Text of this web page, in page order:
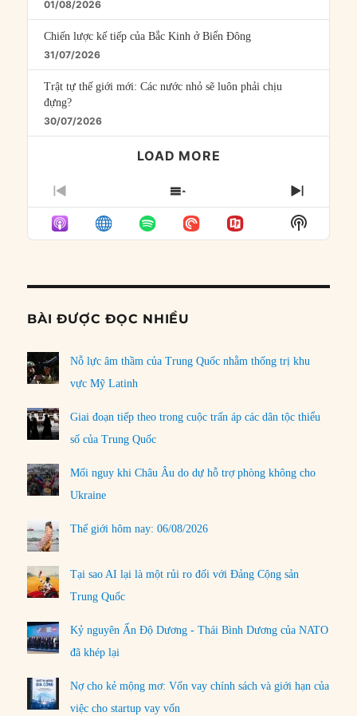
01/08/2026
Chiến lược kế tiếp của Bắc Kinh ở Biển Đông
31/07/2026
Trật tự thế giới mới: Các nước nhỏ sẽ luôn phải chịu
đựng?
30/07/2026
LOAD MORE
PREVIOUS
EPISODE
SHOW
EPISODES
LIST
NEXT
Show
Podcast
BÀI ĐƯỢC ĐỌC NHIỀU
Nỗ lực âm thầm của Trung Quốc nhằm thống trị khu
vực Mỹ Latinh
Giai đoạn tiếp theo trong cuộc trấn áp các dân tộc thiểu
số của Trung Quốc
Mối nguy khi Châu Âu do dự hỗ trợ phòng không cho
Ukraine
Thế giới hôm nay: 06/08/2026
Tại sao AI lại là một rủi ro đối với Đảng Cộng sản
Trung Quốc
Kỷ nguyên Ấn Độ Dương - Thái Bình Dương của NATO
đã khép lại
Nợ cho kẻ mộng mơ: Vốn vay chính sách và giới hạn của
việc cho startup vay vốn